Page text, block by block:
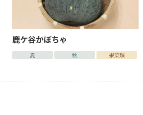
鹿ケ谷かぼちゃ
夏 秋 果菜類